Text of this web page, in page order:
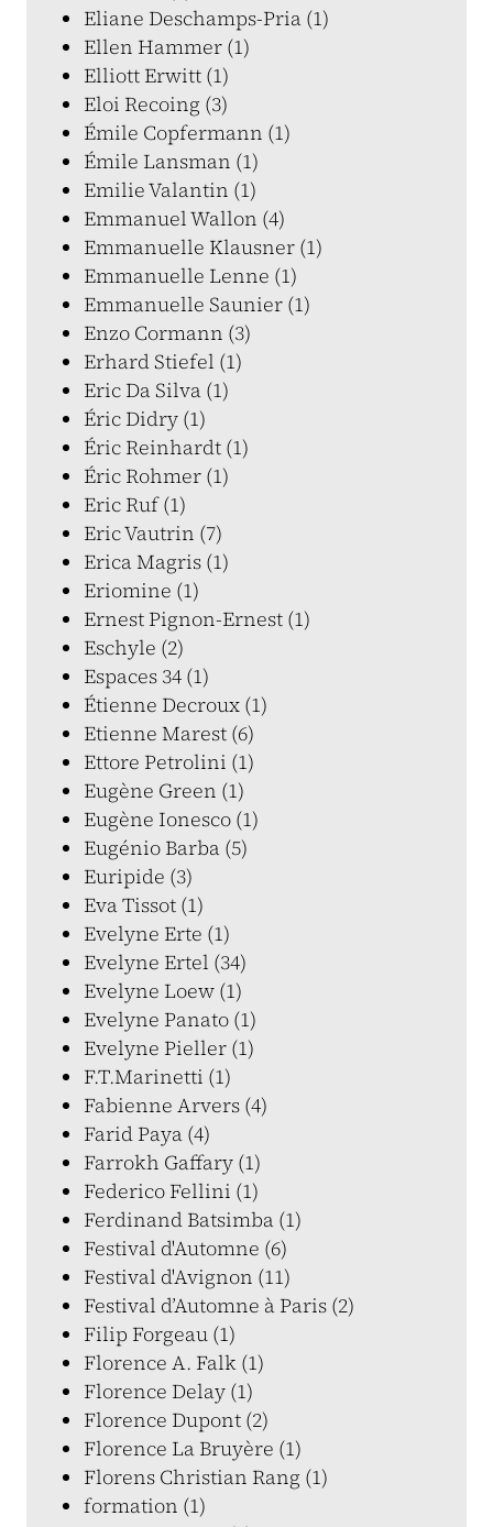
Eliane Deschamps-Pria (1)
Ellen Hammer (1)
Elliott Erwitt (1)
Eloi Recoing (3)
Émile Copfermann (1)
Émile Lansman (1)
Emilie Valantin (1)
Emmanuel Wallon (4)
Emmanuelle Klausner (1)
Emmanuelle Lenne (1)
Emmanuelle Saunier (1)
Enzo Cormann (3)
Erhard Stiefel (1)
Eric Da Silva (1)
Éric Didry (1)
Éric Reinhardt (1)
Éric Rohmer (1)
Eric Ruf (1)
Eric Vautrin (7)
Erica Magris (1)
Eriomine (1)
Ernest Pignon-Ernest (1)
Eschyle (2)
Espaces 34 (1)
Étienne Decroux (1)
Etienne Marest (6)
Ettore Petrolini (1)
Eugène Green (1)
Eugène Ionesco (1)
Eugénio Barba (5)
Euripide (3)
Eva Tissot (1)
Evelyne Erte (1)
Evelyne Ertel (34)
Evelyne Loew (1)
Evelyne Panato (1)
Evelyne Pieller (1)
F.T.Marinetti (1)
Fabienne Arvers (4)
Farid Paya (4)
Farrokh Gaffary (1)
Federico Fellini (1)
Ferdinand Batsimba (1)
Festival d'Automne (6)
Festival d'Avignon (11)
Festival d’Automne à Paris (2)
Filip Forgeau (1)
Florence A. Falk (1)
Florence Delay (1)
Florence Dupont (2)
Florence La Bruyère (1)
Florens Christian Rang (1)
formation (1)